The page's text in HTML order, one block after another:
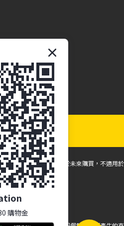
所有折扣和促銷僅適用於未來購買，不適用於
購物金